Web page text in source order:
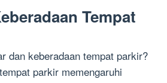
Tempat
dan keberadaan tempat parkir?
parkir memengaruhi